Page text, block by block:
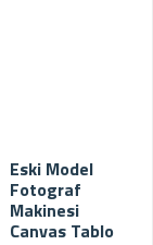
Eski Model
Fotograf
Makinesi
Canvas Tablo